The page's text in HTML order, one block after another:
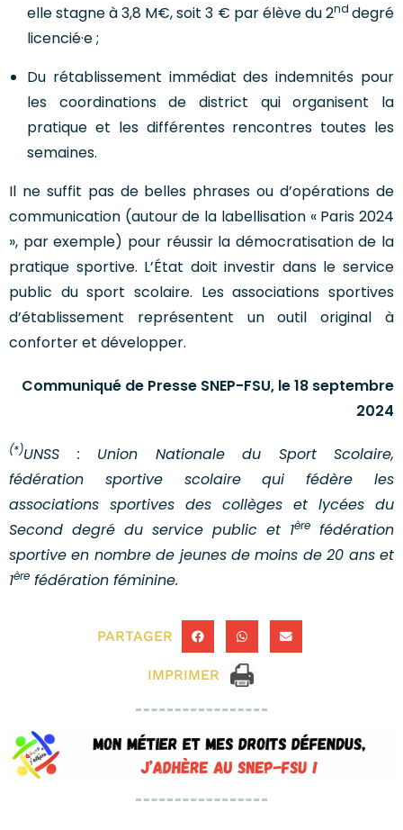
elle stagne à 3,8 M€, soit 3 € par élève du 2nd degré
licencié·e ;
Du rétablissement immédiat des indemnités pour
les coordinations de district qui organisent la
pratique et les différentes rencontres toutes les
semaines.
Il ne suffit pas de belles phrases ou d’opérations de
communication (autour de la labellisation « Paris 2024
», par exemple) pour réussir la démocratisation de la
pratique sportive. L’État doit investir dans le service
public du sport scolaire. Les associations sportives
d’établissement représentent un outil original à
conforter et développer.
Communiqué de Presse SNEP-FSU, le 18 septembre
2024
(*)UNSS : Union Nationale du Sport Scolaire,
fédération sportive scolaire qui fédère les
associations sportives des collèges et lycées du
Second degré du service public et 1ère fédération
sportive en nombre de jeunes de moins de 20 ans et
1ère fédération féminine.
PARTAGER
IMPRIMER